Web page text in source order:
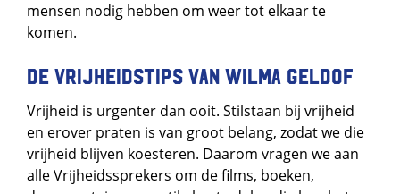
mensen nodig hebben om weer tot elkaar te
komen.
De Vrijheidstips van Wilma Geldof
Vrijheid is urgenter dan ooit. Stilstaan bij vrijheid
en erover praten is van groot belang, zodat we die
vrijheid blijven koesteren. Daarom vragen we aan
alle Vrijheidssprekers om de films, boeken,